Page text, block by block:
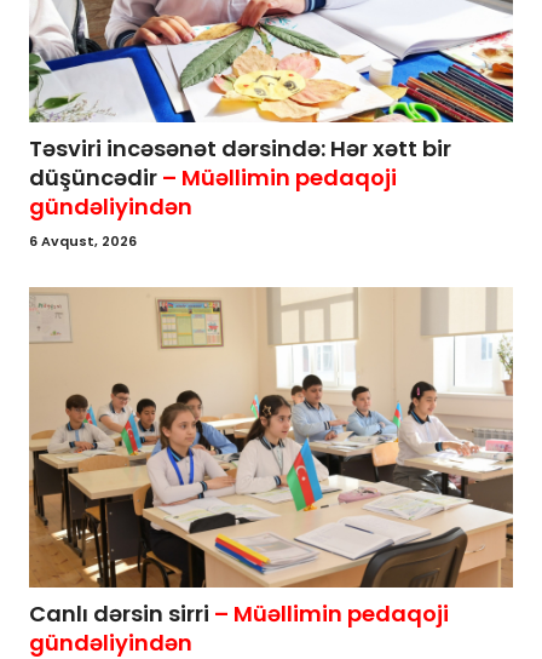
Təsviri incəsənət dərsində: Hər xətt bir
düşüncədir – Müəllimin pedaqoji
gündəliyindən
6 Avqust, 2026
Canlı dərsin sirri – Müəllimin pedaqoji
gündəliyindən